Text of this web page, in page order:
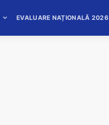
EVALUARE NAȚIONALĂ 2026